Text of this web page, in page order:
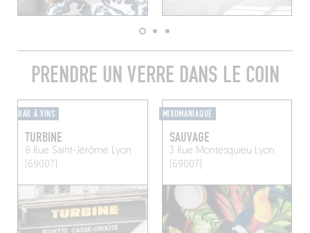
PRENDRE UN VERRE DANS LE COIN
BAR À VINS
TURBINE
8 Rue Saint-Jérôme Lyon
(69007)
MIXOMANIAQUE
SAUVAGE
3 Rue Montesquieu Lyon
(69007)